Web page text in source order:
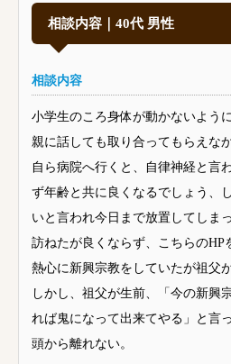
相談内容｜40代 男性
相談内容
小学生のころ身体が動かないよう
親に話しても取り合ってもらえな
自ら病院へ行くと、自律神経と言
ず年齢と共に良くなるでしょう、
いと言われ今日まで放置してしま
訪ねたが良くならず、こちらのHP
熱心に新興宗教をしていたが祖父
しかし、祖父が生前、「今の新興
れば鬼になって出来てやる」と言
頭から離れない。